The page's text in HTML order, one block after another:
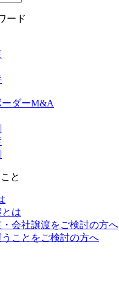
ード
ーダーM&A
と
は
会社譲渡をご検討の方へ
ことをご検討の方へ